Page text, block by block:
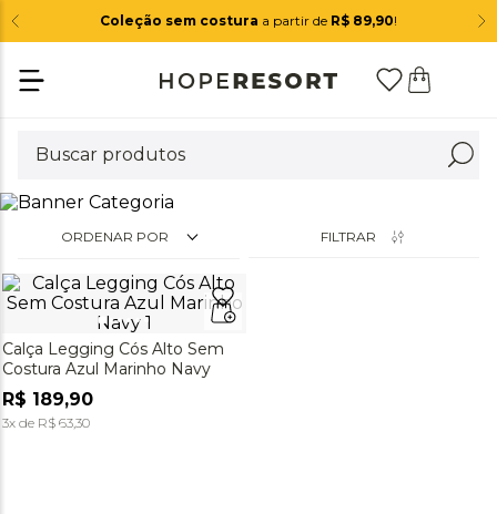
Coleção sem costura a partir de R$ 89,90!
ORDENAR POR FILTRAR
Calça Legging Cós Alto Sem
Costura Azul Marinho Navy
R$ 189,90
3x de R$ 63,30